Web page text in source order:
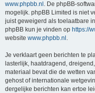
www.phpbb.nl . De phpBB-
mogelijk. phpBB Limited is niet
juist geweigerd als toelaatbare
phpBB kun je vinden op https://
website www.phpbb.nl .
Je verklaart geen berichten te
lasterlijk, haatdragend,
materiaal bevat die de wetten
gehost of internationale
dergelijke berichten kan ertoe